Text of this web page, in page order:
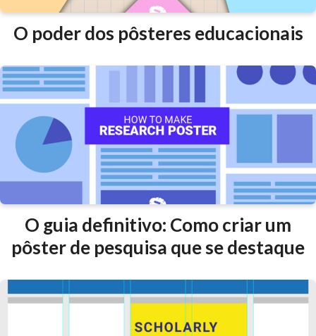
O poder dos pôsteres educacionais
O guia definitivo: Como criar um
pôster de pesquisa que se destaque